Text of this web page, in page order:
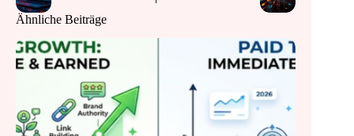
Ähnliche Beiträge